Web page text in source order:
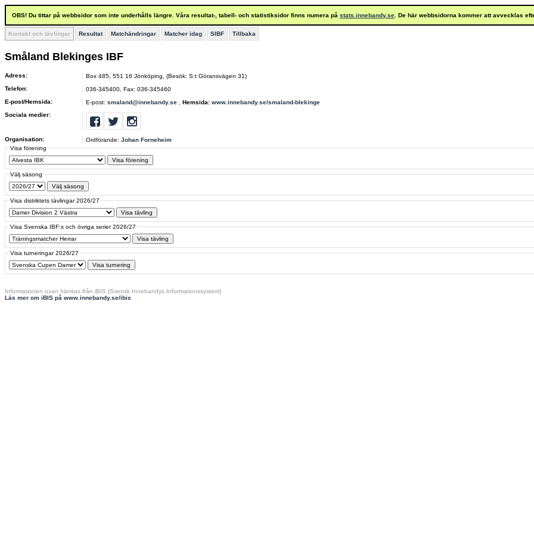
OBS! Du tittar på webbsidor som inte underhålls längre. Våra resultat-, tabell- och statistiksidor finns numera på stats.innebandy.se . De här webbsidorna kommer att avvecklas
Kontakt och tävlingar Resultat Matchändringar Matcher idag SIBF Tillbaka
Småland Blekinges IBF
Adress:
Box 485, 551 16 Jönköping, (Besök: S:t Göransvägen 31)
Telefon:
036-345400, Fax: 036-345460
E-post/Hemsida:
E-post: smaland@innebandy.se Hemsida: www.innebandy.se/smaland-blekinge
Sociala medier:
Organisation: Ordförande: Johan Forneheim
Visa förening
Välj säsong
Visa distriktets tävlingar 2026/27
Visa Svenska IBF:s och övriga serier 2026/27
Visa turneringar 2026/27
Informationen ovan hämtas från iBIS (Svensk Innebandys Informationssystem)
Läs mer om iBIS på www.innebandy.se/ibis